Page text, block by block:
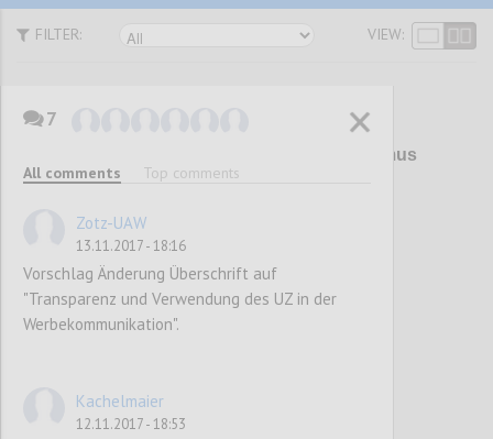
FILTER: VIEW:
Überarbeitung Umweltzeichen Tourismus
und Freizeitwirtschaft (UZ 200)
7
All comments Top comments
Zotz-UAW
13.11.2017 - 18:16
Vorschlag Änderung Überschrift auf
"Transparenz und Verwendung des UZ in der
Werbekommunikation".
Kachelmaier
12.11.2017 - 18:53